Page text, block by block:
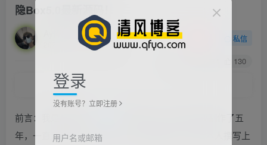
隐Box5.0最新源码！
2022/10/23/ 17:59更新
私信
130
前言：我是Ay悸然，
的开发者，这款App我制作了五
年，一直到现在的5.0版本，本文章非搬运，由我本人撰写上
登录
没有账号？立即注册
用户名或邮箱